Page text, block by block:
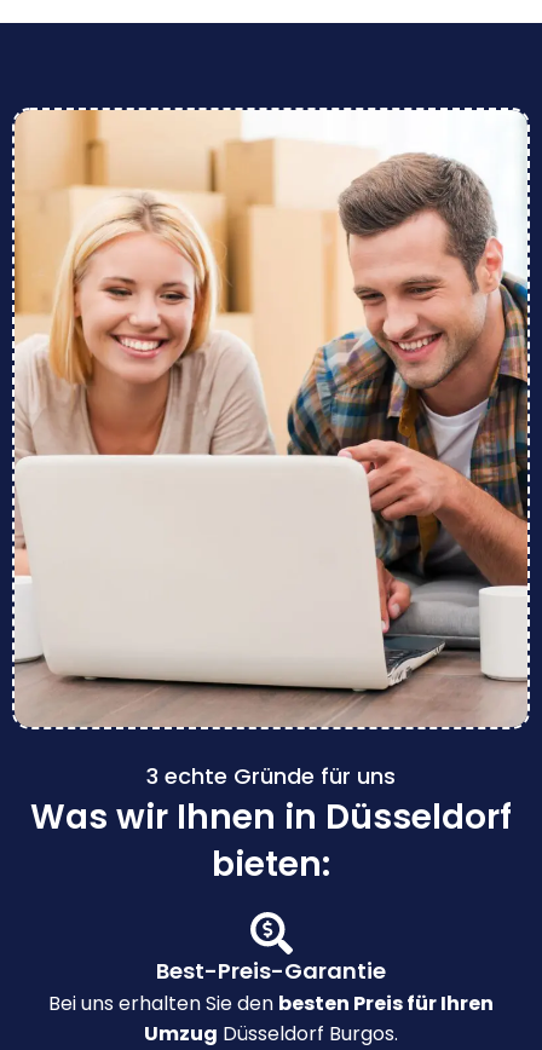
3 echte Gründe für uns
Was wir Ihnen in Düsseldorf
bieten:
Best-Preis-Garantie
Bei uns erhalten Sie den besten Preis für Ihren
Umzug Düsseldorf Burgos.